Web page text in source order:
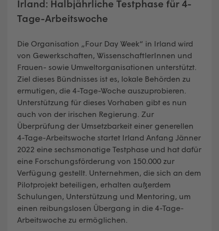
Irland: Halbjährliche Testphase für 4-
Tage-Arbeitswoche
Die Organisation „Four Day Week“ in Irland wird
von Gewerkschaften, WissenschaftlerInnen und
Frauen- sowie Umweltorganisationen unterstützt.
Ziel dieses Bündnisses ist es, lokale Behörden zu
ermutigen, die 4-Tage-Woche auszuprobieren.
Unterstützung für dieses Vorhaben gibt es nun
auch von der irischen Regierung. Zur
Überprüfung der Umsetzbarkeit einer generellen
4-Tage-Arbeitswoche startet Irland Anfang Jänner
2022 eine sechsmonatige Testphase und hat dafür
eine Forschungsförderung von 150.000 zur
Verfügung gestellt. Unternehmen, die sich an dem
Pilotprojekt beteiligen, erhalten außerdem
Schulungen, Unterstützung und Mentoring, um
einen reibungslosen Übergang in die 4-Tage-
Arbeitswoche zu ermöglichen.